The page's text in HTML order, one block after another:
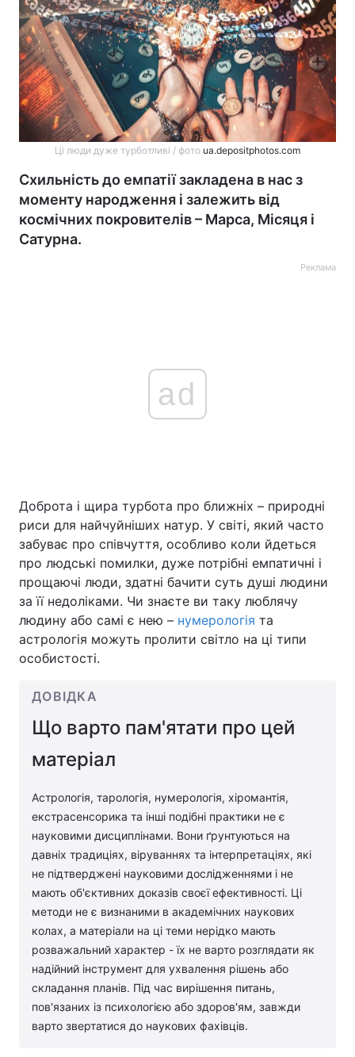
Ці люди дуже турботливі / фото ua.depositphotos.com
Схильність до емпатії закладена в нас з
моменту народження і залежить від
космічних покровителів – Марса, Місяця і
Сатурна.
Реклама
ad
Доброта і щира турбота про ближніх – природні
риси для найчуйніших натур. У світі, який часто
забуває про співчуття, особливо коли йдеться
про людські помилки, дуже потрібні емпатичні і
прощаючі люди, здатні бачити суть душі людини
за її недоліками. Чи знаєте ви таку люблячу
людину або самі є нею – нумерологія та
астрологія можуть пролити світло на ці типи
особистості.
ДОВІДКА
Що варто пам'ятати про цей
матеріал
Астрологія, тарологія, нумерологія, хіромантія,
екстрасенсорика та інші подібні практики не є
науковими дисциплінами. Вони ґрунтуються на
давніх традиціях, віруваннях та інтерпретаціях, які
не підтверджені науковими дослідженнями і не
мають об'єктивних доказів своєї ефективності. Ці
методи не є визнаними в академічних наукових
колах, а матеріали на ці теми нерідко мають
розважальний характер - їх не варто розглядати як
надійний інструмент для ухвалення рішень або
складання планів. Під час вирішення питань,
пов'язаних із психологією або здоров'ям, завжди
варто звертатися до наукових фахівців.